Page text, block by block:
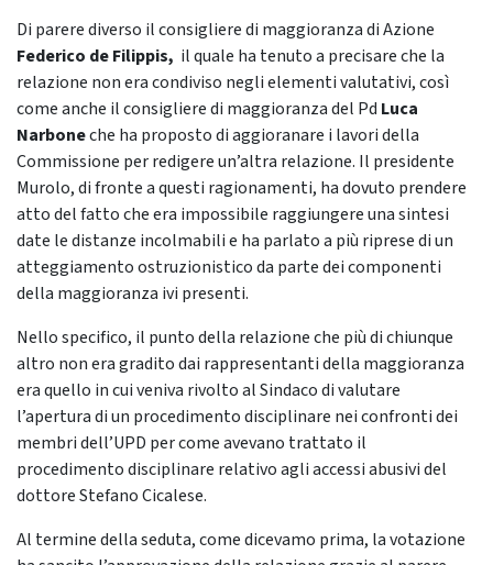
Di parere diverso il consigliere di maggioranza di Azione
Federico de Filippis, il quale ha tenuto a precisare che la
relazione non era condiviso negli elementi valutativi, così
come anche il consigliere di maggioranza del Pd Luca
Narboneche ha proposto di aggioranare i lavori della
Commissione per redigere un’altra relazione. Il presidente
Murolo, di fronte a questi ragionamenti, ha dovuto prendere
atto del fatto che era impossibile raggiungere una sintesi
date le distanze incolmabili e ha parlato a più riprese di un
atteggiamento ostruzionistico da parte dei componenti
della maggioranza ivi presenti.
Nello specifico, il punto della relazione che più di chiunque
altro non era gradito dai rappresentanti della maggioranza
era quello in cui veniva rivolto al Sindaco di valutare
l’apertura di un procedimento disciplinare nei confronti dei
membri dell’UPD per come avevano trattato il
procedimento disciplinare relativo agli accessi abusivi del
dottore Stefano Cicalese.
Al termine della seduta, come dicevamo prima, la votazione